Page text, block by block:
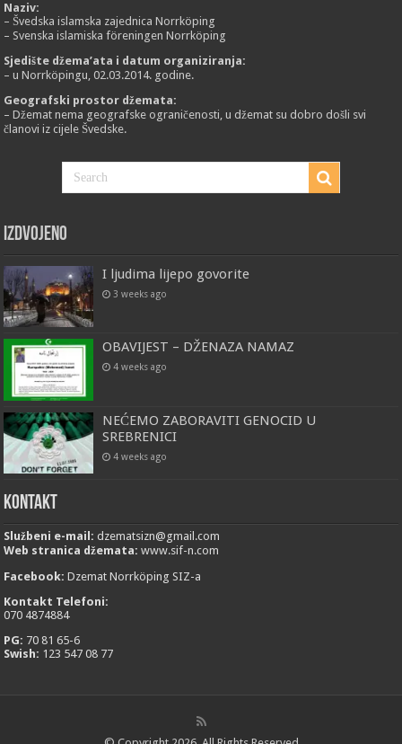
Naziv:
– Švedska islamska zajednica Norrköping
– Svenska islamiska föreningen Norrköping
Sjedište džema’ata i datum organiziranja:
– u Norrköpingu, 02.03.2014. godine.
Geografski prostor džemata:
– Džemat nema geografske ograničenosti, u džemat su dobro došli svi
članovi iz cijele Švedske.
Izdvojeno
I ljudima lijepo govorite
3 weeks ago
OBAVIJEST – DŽENAZA NAMAZ
4 weeks ago
NEĆEMO ZABORAVITI GENOCID U
SREBRENICI
4 weeks ago
Kontakt
Službeni e-mail: dzematsizn@gmail.com
Web stranica džemata: www.sif-n.com
Facebook: Dzemat Norrköping SIZ-a
Kontakt Telefoni:
070 4874884
PG: 70 81 65-6
Swish: 123 547 08 77